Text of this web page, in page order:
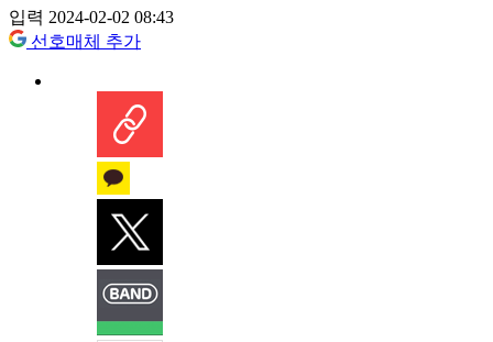
입력 2024-02-02 08:43
선호매체 추가